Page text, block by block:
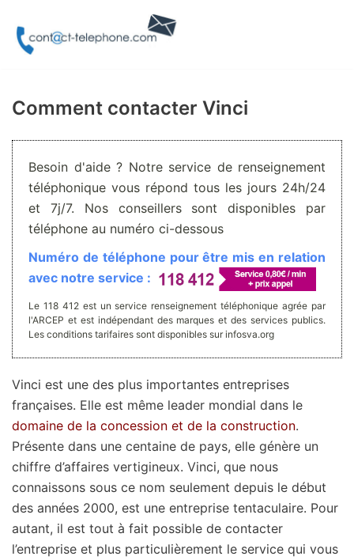
Aller
Comment contacter Vinci
Besoin d'aide ? Notre service de renseignement
téléphonique vous répond tous les jours 24h/24
et 7j/7. Nos conseillers sont disponibles par
téléphone au numéro ci-dessous
Numéro de téléphone pour être mis en relation
avec notre service :
Le 118 412 est un service renseignement téléphonique agrée par
l'ARCEP et est indépendant des marques et des services publics.
Les conditions tarifaires sont disponibles sur infosva.org
Vinci est une des plus importantes entreprises
françaises. Elle est même leader mondial dans le
domaine de la concession et de la construction.
Présente dans une centaine de pays, elle génère un
chiffre d’affaires vertigineux. Vinci, que nous
connaissons sous ce nom seulement depuis le début
des années 2000, est une entreprise tentaculaire. Pour
autant, il est tout à fait possible de contacter
l’entreprise et plus particulièrement le service qui vous